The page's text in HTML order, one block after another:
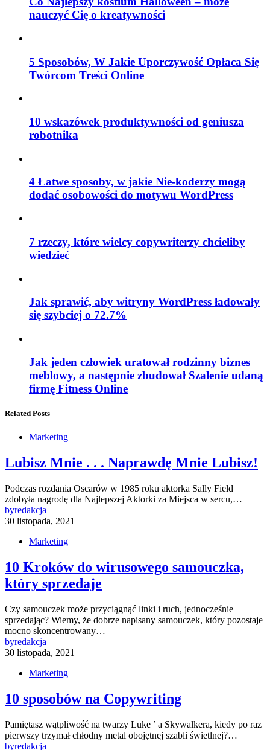
nauczyć Cię o kreatywności
5 Sposobów, W Jakie Uporczywość Opłaca Się
Twórcom Treści Online
10 wskazówek produktywności od geniusza
robotnika
4 Łatwe sposoby, w jakie Nie-koderzy mogą
dodać osobowości do motywu WordPress
7 rzeczy, które wielcy copywriterzy chcieliby
wiedzieć
Jak sprawić, aby witryny WordPress ładowały
się szybciej o 72.7%
Jak jeden człowiek uratował rodzinny biznes
meblowy, a następnie zbudował Szalenie udaną
firmę Fitness Online
Related Posts
Marketing
Lubisz Mnie . . . Naprawdę Mnie Lubisz!
Podczas rozdania Oscarów w 1985 roku aktorka Sally Field
zdobyła nagrodę dla Najlepszej Aktorki za Miejsca w sercu,…
byredakcja
30 listopada, 2021
Marketing
10 Kroków do wirusowego samouczka,
który sprzedaje
Czy samouczek może przyciągnąć linki i ruch, jednocześnie
sprzedając? Wiemy, że dobrze napisany samouczek, który pozostaje
mocno skoncentrowany…
byredakcja
30 listopada, 2021
Marketing
10 sposobów na Copywriting
Pamiętasz wątpliwość na twarzy Luke ’ a Skywalkera, kiedy po raz
pierwszy trzymał chłodny metal obojętnej szabli świetlnej?…
byredakcja